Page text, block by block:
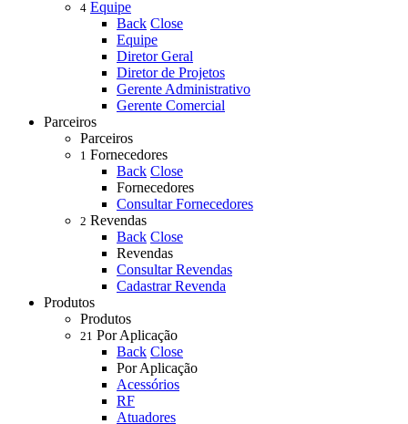
4 Equipe
Back Close
Equipe
Diretor Geral
Diretor de Projetos
Gerente Administrativo
Gerente Comercial
Parceiros
Parceiros
1 Fornecedores
Back Close
Fornecedores
Consultar Fornecedores
2 Revendas
Back Close
Revendas
Consultar Revendas
Cadastrar Revenda
Produtos
Produtos
21 Por Aplicação
Back Close
Por Aplicação
Acessórios
RF
Atuadores